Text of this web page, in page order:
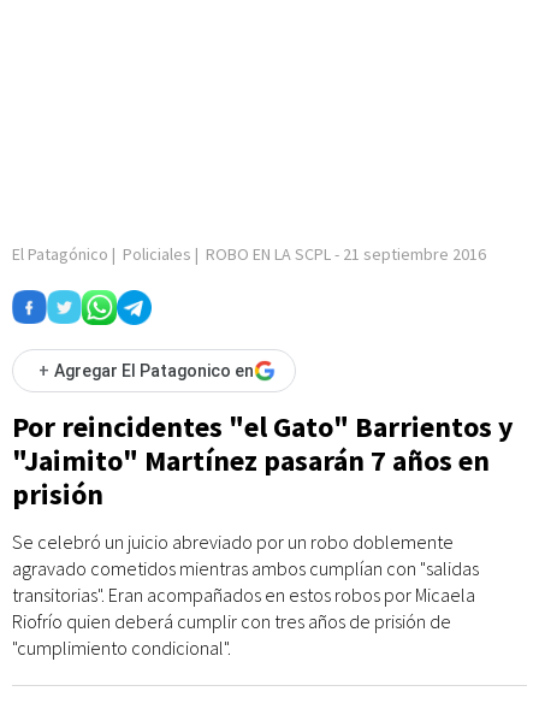
El Patagónico | Policiales | ROBO EN LA SCPL- 21 septiembre 2016
+ Agregar El Patagonico en
Por reincidentes "el Gato" Barrientos y
"Jaimito" Martínez pasarán 7 años en
prisión
Se celebró un juicio abreviado por un robo doblemente
agravado cometidos mientras ambos cumplían con "salidas
transitorias". Eran acompañados en estos robos por Micaela
Riofrío quien deberá cumplir con tres años de prisión de
"cumplimiento condicional".